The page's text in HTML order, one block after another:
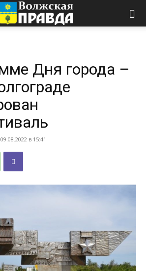
Дня города –
09.08.2022 в 15:41